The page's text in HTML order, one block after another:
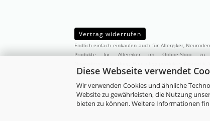
Diese Webseite verwendet
Wir verwenden Cookies und ähnliche
Website zu gewährleisten, die Nutzung
bieten zu können. Weitere Informationen
Vertrag widerrufen
Endlich einfach einkaufen auch für Allergiker,
Produkte für Allergiker im Online-Shop
Allergikern abgestimmten Produktsortiment